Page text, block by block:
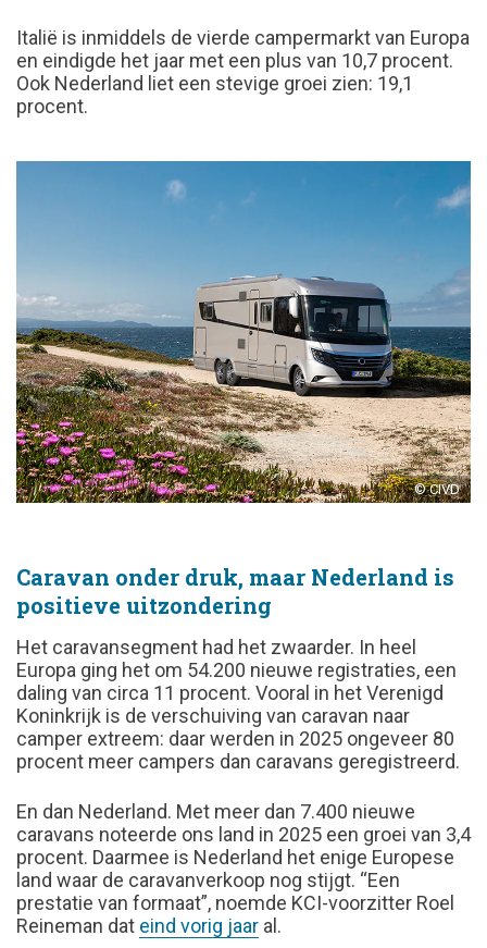
Italië is inmiddels de vierde campermarkt van Europa
en eindigde het jaar met een plus van 10,7 procent.
Ook Nederland liet een stevige groei zien: 19,1
procent.
© CIVD
Caravan onder druk, maar Nederland is
positieve uitzondering
Het caravansegment had het zwaarder. In heel
Europa ging het om 54.200 nieuwe registraties, een
daling van circa 11 procent. Vooral in het Verenigd
Koninkrijk is de verschuiving van caravan naar
camper extreem: daar werden in 2025 ongeveer 80
procent meer campers dan caravans geregistreerd.
En dan Nederland. Met meer dan 7.400 nieuwe
caravans noteerde ons land in 2025 een groei van 3,4
procent. Daarmee is Nederland het enige Europese
land waar de caravanverkoop nog stijgt. “Een
prestatie van formaat”, noemde KCI-voorzitter Roel
Reineman dat eind vorig jaar al.